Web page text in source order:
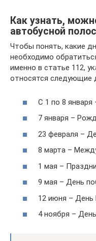
Как узнать,
автобусной
Чтобы понять, какие
необходимо
именно в статье 112,
относятся следующие
С 1 по 8 января
7 января –
23 февраля –
8 марта –
1 мая –
9 мая – День
12 июня – День
4 ноября –